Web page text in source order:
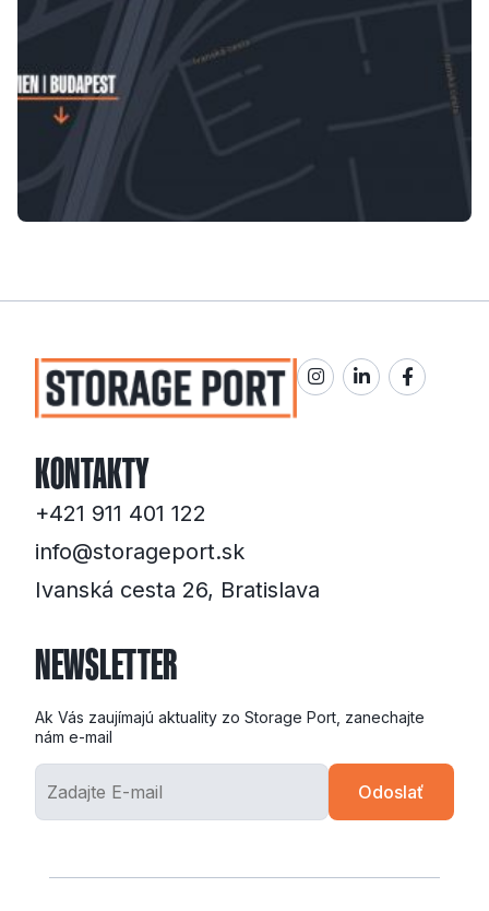
KONTAKTY
+421 911 401 122
info@storageport.sk
Ivanská cesta 26, Bratislava
NEWSLETTER
Ak Vás zaujímajú aktuality zo Storage Port, zanechajte
nám e-mail